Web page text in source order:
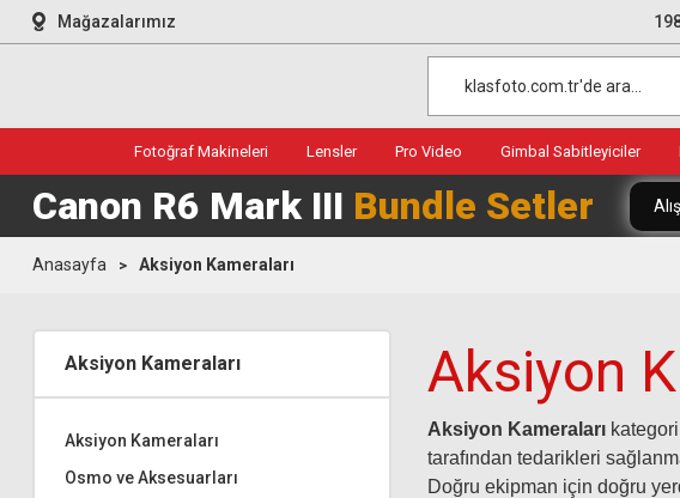
Mağazalarımız
Fotoğraf Makineleri Lensler Pro Video Gimbal Sabitleyiciler
Canon R6 Mark III Bundle Setler
Anasayfa Aksiyon Kameraları
Aksiyon Kameraları
Aksiyon Kameraları
Osmo ve Aksesuarları
Aksiyon
Aksiyon Kameraları
tarafından tedarikleri
Doğru ekipman için doğru